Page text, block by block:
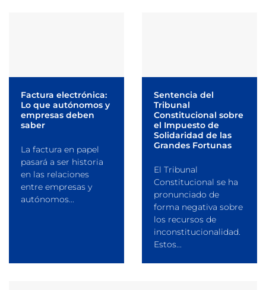
Factura electrónica:
Lo que autónomos y
empresas deben
saber
La factura en papel
pasará a ser historia
en las relaciones
entre empresas y
autónomos...
Sentencia del
Tribunal
Constitucional sobre
el Impuesto de
Solidaridad de las
Grandes Fortunas
El Tribunal
Constitucional se ha
pronunciado de
forma negativa sobre
los recursos de
inconstitucionalidad.
Estos...